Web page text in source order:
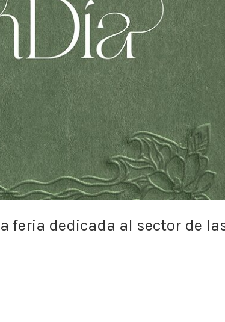
feria dedicada al sector de